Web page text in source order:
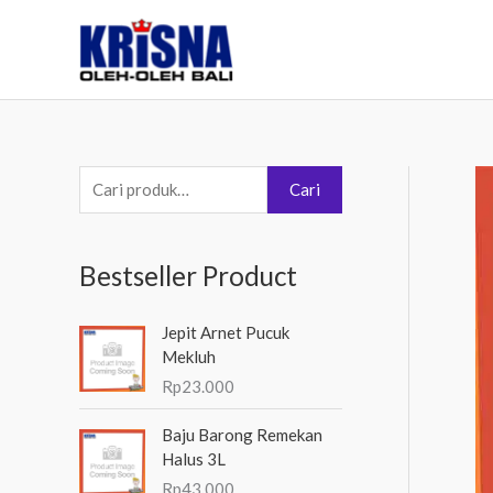
e
c
a
n
Cari
Bestseller Product
Jepit Arnet Pucuk
Mekluh
Rp23.000
Baju Barong Remekan
Halus 3L
Rp43.000